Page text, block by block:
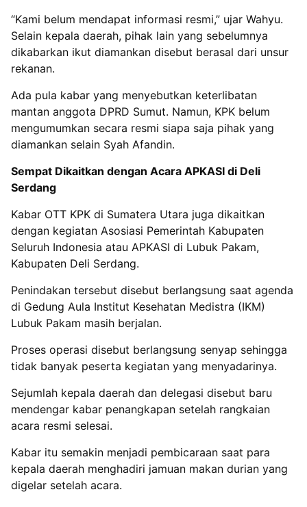
“Kami belum mendapat informasi resmi,” ujar Wahyu.
Selain kepala daerah, pihak lain yang sebelumnya
dikabarkan ikut diamankan disebut berasal dari unsur
rekanan.
Ada pula kabar yang menyebutkan keterlibatan
mantan anggota DPRD Sumut. Namun, KPK belum
mengumumkan secara resmi siapa saja pihak yang
diamankan selain Syah Afandin.
Sempat Dikaitkan dengan Acara APKASI di Deli
Serdang
Kabar OTT KPK di Sumatera Utara juga dikaitkan
dengan kegiatan Asosiasi Pemerintah Kabupaten
Seluruh Indonesia atau APKASI di Lubuk Pakam,
Kabupaten Deli Serdang.
Penindakan tersebut disebut berlangsung saat agenda
di Gedung Aula Institut Kesehatan Medistra (IKM)
Lubuk Pakam masih berjalan.
Proses operasi disebut berlangsung senyap sehingga
tidak banyak peserta kegiatan yang menyadarinya.
Sejumlah kepala daerah dan delegasi disebut baru
mendengar kabar penangkapan setelah rangkaian
acara resmi selesai.
Kabar itu semakin menjadi pembicaraan saat para
kepala daerah menghadiri jamuan makan durian yang
digelar setelah acara.